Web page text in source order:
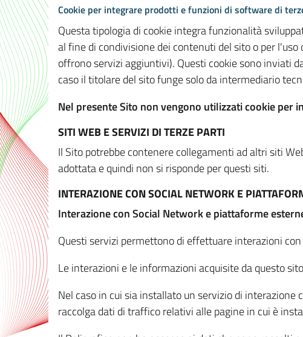
Cookie per integrare prodotti e funzioni di software di
Questa tipologia di cookie integra funzionalità
al fine di condivisione dei contenuti del sito o per
offrono servizi aggiuntivi). Questi cookie sono inviati
caso il titolare del sito funge solo da intermediario
Nel presente Sito non vengono utilizzati cookie
SITI WEB E SERVIZI DI TERZE PARTI
Il Sito potrebbe contenere collegamenti ad altri siti
adottata e quindi non si risponde per questi siti.
INTERAZIONE CON SOCIAL NETWORK E
Interazione con Social Network e piattaforme
Questi servizi permettono di effettuare interazioni
Le interazioni e le informazioni acquisite da questo
Nel caso in cui sia installato un servizio di
raccolga dati di traffico relativi alle pagine in cui è